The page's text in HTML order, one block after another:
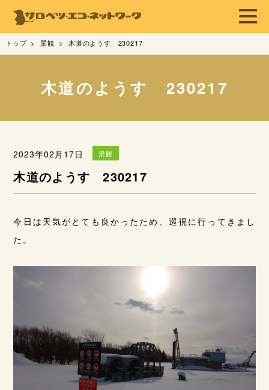
トップ 景観 木道のようす 230217
木道のようす 230217
2023年02月17日 景観
木道のようす 230217
今日は天気がとても良かったため、巡視に行ってきまし
た。